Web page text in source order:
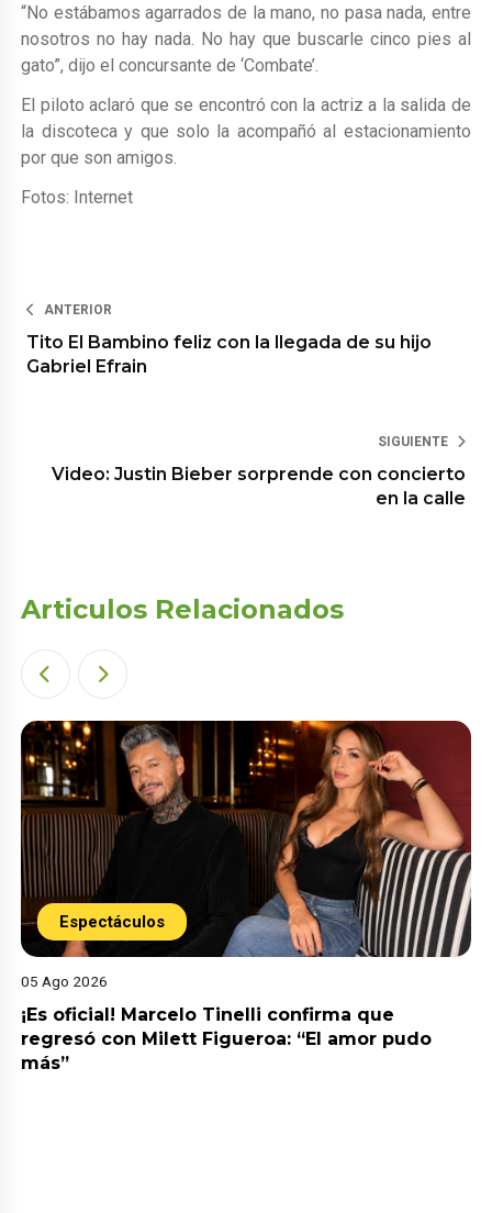
“No estábamos agarrados de la mano, no pasa nada, entre
nosotros no hay nada. No hay que buscarle cinco pies al
gato”, dijo el concursante de ‘Combate’.
El piloto aclaró que se encontró con la actriz a la salida de
la discoteca y que solo la acompañó al estacionamiento
por que son amigos.
Fotos: Internet
ANTERIOR
Tito El Bambino feliz con la llegada de su hijo
Gabriel Efrain
SIGUIENTE
Video: Justin Bieber sorprende con concierto
en la calle
Articulos Relacionados
Espectáculos
05 Ago 2026
¡Es oficial! Marcelo Tinelli confirma que
regresó con Milett Figueroa: “El amor pudo
más”